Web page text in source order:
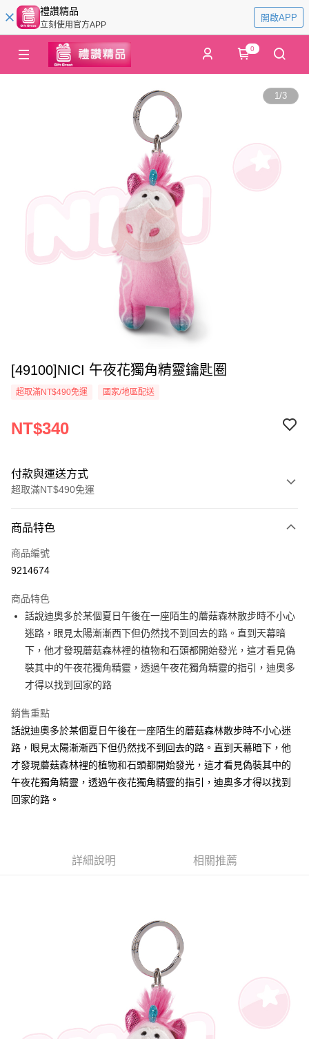
禮讚精品
立刻使用官方APP
開啟APP
0
1/3
[49100]NICI 午夜花獨角精靈鑰匙圈
超取滿NT$490免運 國家/地區配送
NT$340
付款與運送方式
超取滿NT$490免運
信用卡一次付款
超商取貨付款
Apple Pay
街口支付
悠遊付
AFTEE先享後付
相關說明
AFTEE先享後付是「在收到商品之後才付款」的支付方式。 讓您購物簡單
便利好安心！
１．簡單：不需註冊會員、不需綁卡、不需儲值。
２．便利：只要手機號碼，簡訊認證，即可結帳。
３．安心：先確認商品／服務後，再付款。
３．收到繳費通知簡訊後14天內，點擊此簡訊中的連結，可透過四大超商／
※ 交易是否成功請以「AFTEE先享後付 」之結帳頁面顯示為準，若有關於
是否繳費成功／繳費後需取消欲退款等相關疑問，請聯繫「AFTEE先享後付
https://netprotections.freshdesk.com/support/home
１．透過由恩沛科技股份有限公司提供之「AFTEE先享後付」服務完成之交
易，需依本服務之必要範圍內提供個人資料，並將交易相關給付款項請求債
權轉讓予恩沛科技股份有限公司。
２．關於個人資料處理事宜，請瀏覽以下網址：
https://aftee.tw/terms/#terms3
ATM付款
運送方式
全家付款取貨
每筆NT$100，滿NT$490(含以上)免運費
商品特色
商品編號
9214674
商品特色
話說迪奧多於某個夏日午後在一座陌生的蘑菇森林散步時不小心
迷路，眼見太陽漸漸西下但仍然找不到回去的路。直到天幕暗
下，他才發現蘑菇森林裡的植物和石頭都開始發光，這才看見偽
裝其中的午夜花獨角精靈，透過午夜花獨角精靈的指引，迪奧多
才得以找到回家的路
銷售重點
話說迪奧多於某個夏日午後在一座陌生的蘑菇森林散步時不小心迷
路，眼見太陽漸漸西下但仍然找不到回去的路。直到天幕暗下，他
才發現蘑菇森林裡的植物和石頭都開始發光，這才看見偽裝其中的
午夜花獨角精靈，透過午夜花獨角精靈的指引，迪奧多才得以找到
回家的路。
詳細說明 相關推薦